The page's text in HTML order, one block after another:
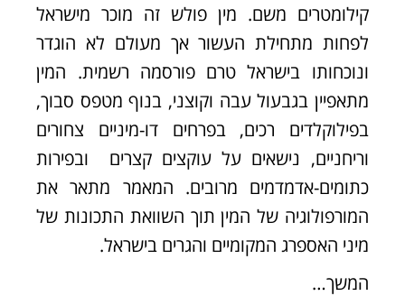
קילומטרים משם. מין פולש זה מוכר מישראל
לפחות מתחילת העשור אך מעולם לא הוגדר
ונוכחותו בישראל טרם פורסמה רשמית. המין
מתאפיין בגבעול עבה וקוצני, בנוף מטפס סבוך,
בפילוקלדים רכים, בפרחים דו-מיניים צחורים
וריחניים, נישאים על עוקצים קצרים ובפירות
כתומים-אדמדמים מרובים. המאמר מתאר את
המורפולוגיה של המין תוך השוואת התכונות של
מיני האספרג המקומיים והגרים בישראל.
המשך…